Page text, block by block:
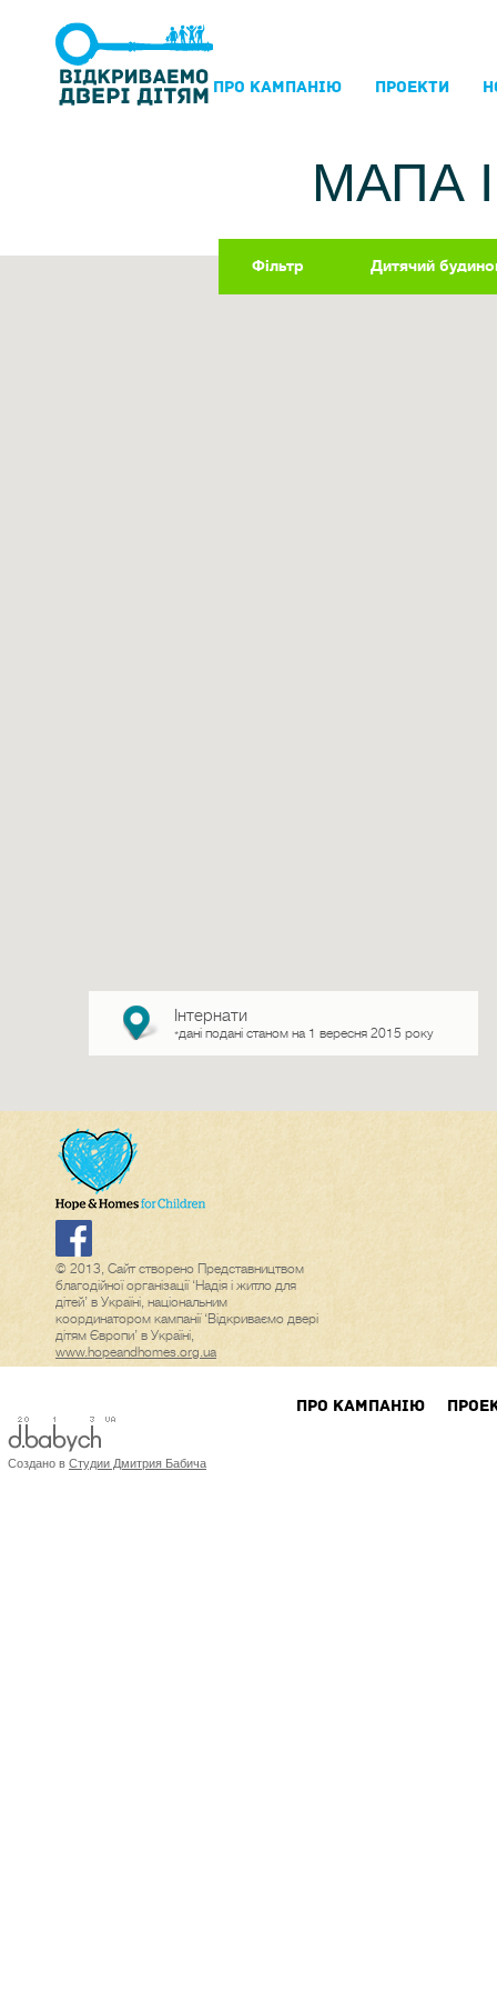
ПРО КАМПАНIЮ ПРОЕКТИ
МАПА
Фільтр Дитячий
Інтернати
*дані подані станом на 1 вересня 2015 року
© 2013, Сайт створено Представництвом
благодійної організації ‘Надія і житло для
дітей’ в Україні, національним
координатором кампанії ‘Відкриваємо двері
дітям Європи’ в Україні,
www.hopeandhomes.org.ua
ПРО КАМПАНIЮ
Создано в Студии Дмитрия Бабича